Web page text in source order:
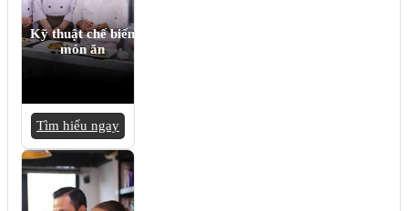
Kỹ thuật chế biến
món ăn
Tìm hiểu ngay